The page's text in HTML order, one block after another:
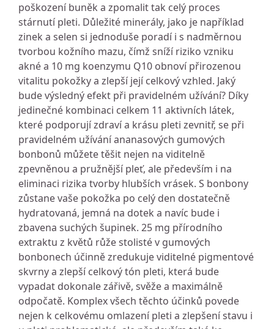
poškození buněk a zpomalit tak celý proces
stárnutí pleti. Důležité minerály, jako je například
zinek a selen si jednoduše poradí i s nadměrnou
tvorbou kožního mazu, čímž sníží riziko vzniku
akné a 10 mg koenzymu Q10 obnoví přirozenou
vitalitu pokožky a zlepší její celkový vzhled. Jaký
bude výsledný efekt při pravidelném užívání? Díky
jedinečné kombinaci celkem 11 aktivních látek,
které podporují zdraví a krásu pleti zevnitř, se při
pravidelném užívání ananasových gumových
bonbonů můžete těšit nejen na viditelně
zpevněnou a pružnější pleť, ale především i na
eliminaci rizika tvorby hlubších vrásek. S bonbony
zůstane vaše pokožka po celý den dostatečně
hydratovaná, jemná na dotek a navíc bude i
zbavena suchých šupinek. 25 mg přírodního
extraktu z květů růže stolisté v gumových
bonbonech účinně zredukuje viditelné pigmentové
skvrny a zlepší celkový tón pleti, která bude
vypadat dokonale zářivě, svěže a maximálně
odpočatě. Komplex všech těchto účinků povede
nejen k celkovému omlazení pleti a zlepšení stavu i